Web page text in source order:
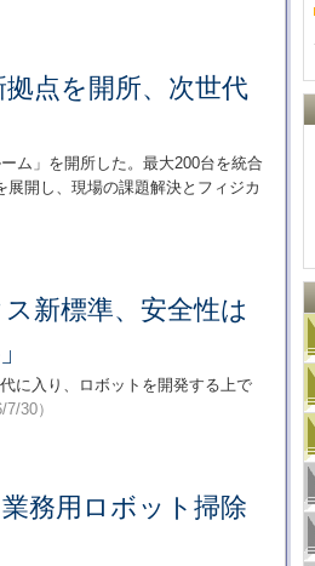
点を開所、次世代
ム」を開所した。最大200台を統合
開し、現場の課題解決とフィジカ
新標準、安全性は
に入り、ロボットを開発する上で
7/30）
務用ロボット掃除